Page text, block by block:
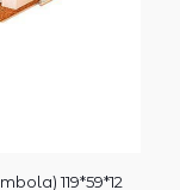
119*59*12